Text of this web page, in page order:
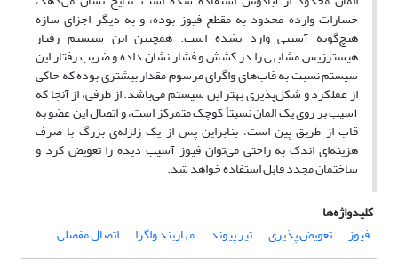
خسارات وارده محدود به مقطع فیوز بوده، و به دیگر اجزای سازه
هیچ‌گونه آسیبی وارد نشده است. همچنین این سیستم رفتار
هیسترزیس مشابهی را در کشش و فشار نشان داده و ضریب رفتار این
سیستم نسبت به قاب‌های واگرای مرسوم مقدار بیشتری بوده که حاکی
از عملکرد و شکل‌پذیری بهتر این سیستم می‌باشد. از طرفی، از آنجا که
آسیب بر روی یک المان نسبتاً کوچک متمرکز است، و اتصال این عضو به
قاب از طریق پین است، بنابراین پس از یک زلزله‌ی بزرگ با صرف
هزینه‌ای اندک به راحتی می‌توان فیوز آسیب دیده را تعویض کرد و
ساختمان مجدد قابل استفاده خواهد شد.
کلیدواژه‌ها
فیوز
تعویض پذیری تیر پیوند مهاربند واگرا اتصال مفصلی